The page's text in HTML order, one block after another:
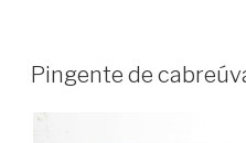
Pingente de